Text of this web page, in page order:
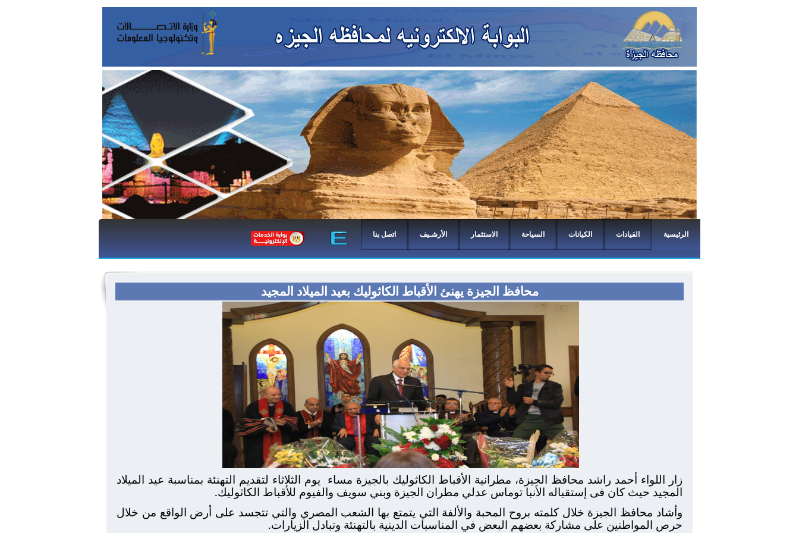
الرئيسية القيادات الكيانات السياحة الاستثمار الأرشـيف اتصل بنا
محافظ الجيزة يهنئ الأقباط الكاثوليك بعيد الميلاد المجيد
زار اللواء أحمد راشد محافظ الجيزة، مطرانية الأقباط الكاثوليك بالجيزة مساء يوم الثلاثاء لتقديم التهنئة بمناسبة عيد الميلاد
المجيد حيث كان فى إستقباله الأنبا توماس عدلي مطران الجيزة وبني سويف والفيوم للأقباط الكاثوليك.
وأشاد محافظ الجيزة خلال كلمته بروح المحبة والألفة التي يتمتع بها الشعب المصري والتي تتجسد على أرض الواقع من خلال
حرص المواطنين على مشاركة بعضهم البعض في المناسبات الدينية بالتهنئة وتبادل الزيارات.